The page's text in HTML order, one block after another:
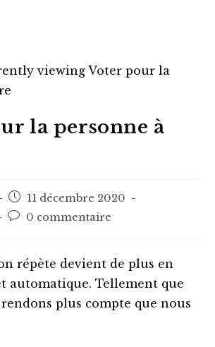
la personne à
Post
published:
11 décembre 2020
Post0 commentaire
répète devient de plus en
automatique. Tellement que
plus compte que nous